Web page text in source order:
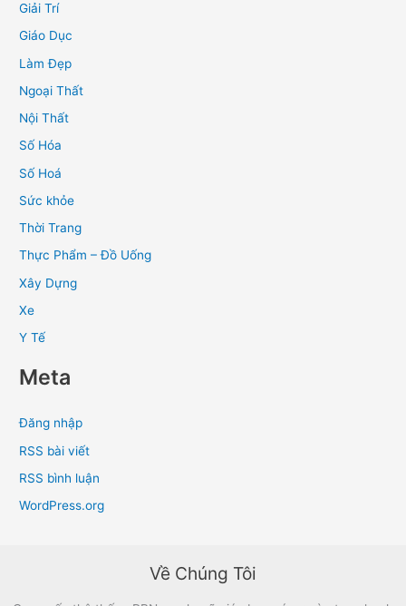
Giải Trí
Giáo Dục
Làm Đẹp
Ngoại Thất
Nội Thất
Số Hóa
Số Hoá
Sức khỏe
Thời Trang
Thực Phẩm – Đồ Uống
Xây Dựng
Xe
Y Tế
Meta
Đăng nhập
RSS bài viết
RSS bình luận
WordPress.org
Về Chúng Tôi